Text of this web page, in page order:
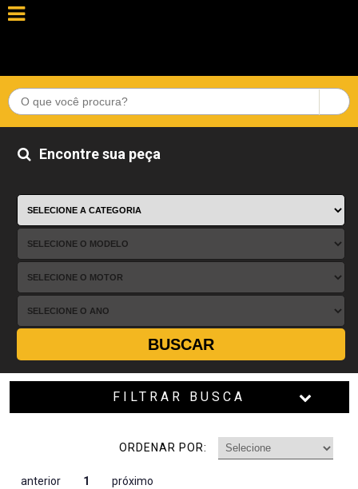
Encontre sua peça
BUSCAR
FILTRAR BUSCA
ORDENAR POR:
anterior 1 próximo